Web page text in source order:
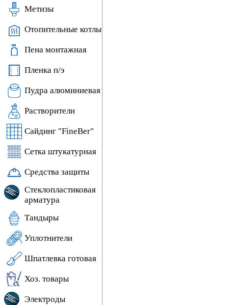
Метизы
Отопительные котлы
Пена монтажная
Пленка п/э
Пудра алюминиевая
Растворители
Сайдинг "FineBer"
Сетка штукатурная
Средства защиты
Стеклопластиковая
арматура
Тандыры
Уплотнители
Шпатлевка готовая
Хоз. товары
Электроды